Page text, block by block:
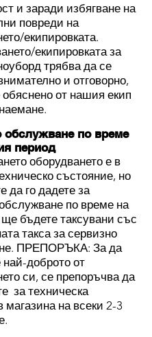
и заради избягване на
повреди на
екипировката.
екипировката за
трябва да се
и отговорно,
обяснено от нашия екип
обслужване по време
период
оборудването е в
състояние, но
да го дадете за
по време на
бъдете таксувани със
такса за сервизно
ПРЕПОРЪКА: За да
най-доброто от
си, се препоръчва да
за техническа
магазина на всеки 2-3